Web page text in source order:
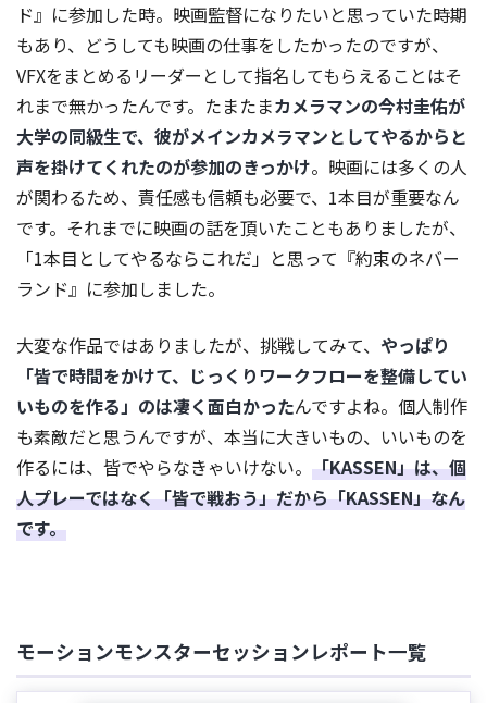
ド』に参加した時。映画監督になりたいと思っていた時期
もあり、どうしても映画の仕事をしたかったのですが、
VFXをまとめるリーダーとして指名してもらえることはそ
れまで無かったんです。たまたまカメラマンの今村圭佑が
大学の同級生で、彼がメインカメラマンとしてやるからと
声を掛けてくれたのが参加のきっかけ。映画には多くの人
が関わるため、責任感も信頼も必要で、1本目が重要なん
です。それまでに映画の話を頂いたこともありましたが、
「1本目としてやるならこれだ」と思って『約束のネバー
ランド』に参加しました。
大変な作品ではありましたが、挑戦してみて、 やっぱり
「皆で時間をかけて、じっくりワークフローを整備してい
いものを作る」のは凄く面白かったんですよね。個人制作
も素敵だと思うんですが、本当に大きいもの、いいものを
作るには、皆でやらなきゃいけない。 「KASSEN」は、個
人プレーではなく「皆で戦おう」だから「KASSEN」なん
です。
モーションモンスターセッションレポート一覧